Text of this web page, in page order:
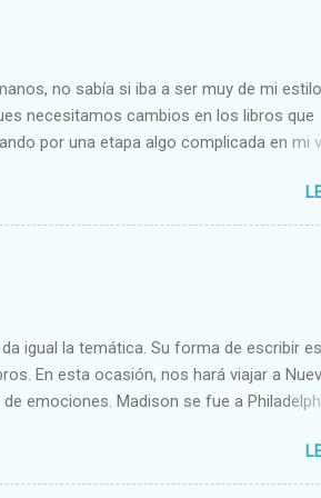
no sabía si iba a ser muy de mi
necesitamos cambios en los libros que
por una etapa algo complicada en mi
de la gente que vivía en esos
quien escribe de forma poética y
He vivido toda mi vida en la ciudad
tengo amigas que sí se iban los fines
igual la temática. Su forma de escribir
En esta ocasión, nos hará viajar a
emociones. Madison se fue a
cuando Owen le hace una foto un tanto
sorpresa cuando encuentra su cara en